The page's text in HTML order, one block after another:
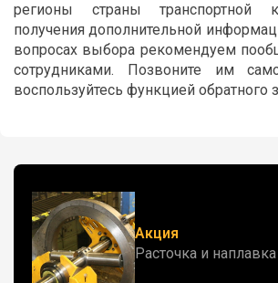
регионы страны транспортной
получения дополнительной
вопросах выбора рекомендуем
сотрудниками. Позвоните им
воспользуйтесь функцией обратного
Акция
Расточка и